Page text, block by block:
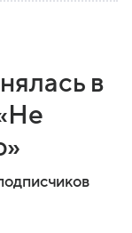
в